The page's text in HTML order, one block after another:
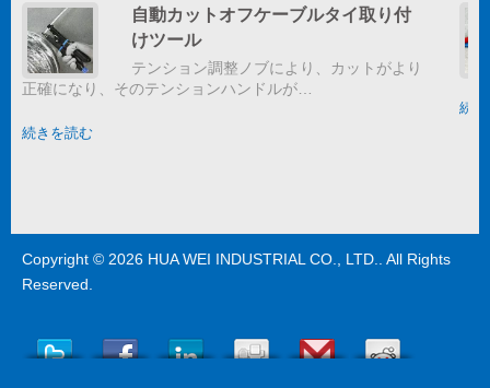
自動カットオフケーブルタイ取り付
けツール
テンション調整ノブにより、カットがより
正確になり、そのテンションハンドルが…
続きを読む
続
Copyright © 2026 HUA WEI INDUSTRIAL CO., LTD.
. All Rights
Reserved.